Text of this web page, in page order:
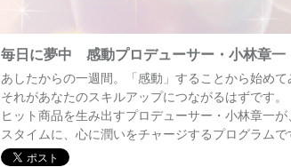
毎日に夢中 感動プロデューサー・小林章一
あしたからの一週間。「感動」することから始めて
それがあなたのスキルアップにつながるはずです。
ヒット商品を生み出すプロデューサー・小林章一
スタイムに、心に潤いをチャージするプログラムで